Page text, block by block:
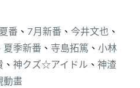
番 、 7月新番 、 今井文也 、
夏季新番 、 寺島拓篤 、 小林
、 神クズ☆アイドル 、 神渣
動畫